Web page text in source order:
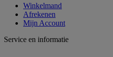
Winkelmand
Afrekenen
Mijn Account
Service en informatie